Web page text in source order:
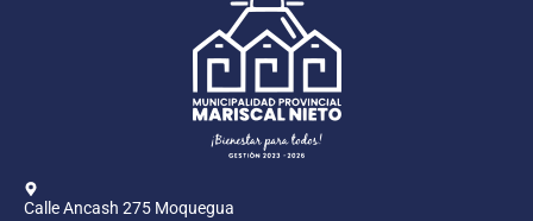
Calle Ancash 275 Moquegua